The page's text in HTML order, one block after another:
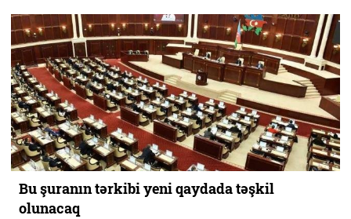
Bu şuranın tərkibi yeni qaydada təşkil
olunacaq